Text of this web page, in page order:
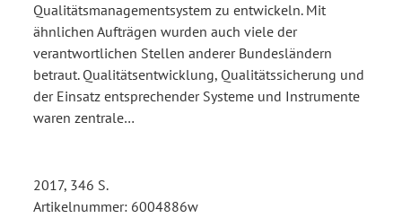
Qualitätsmanagementsystem zu entwickeln. Mit
ähnlichen Aufträgen wurden auch viele der
verantwortlichen Stellen anderer Bundesländern
betraut. Qualitätsentwicklung, Qualitätssicherung und
der Einsatz entsprechender Systeme und Instrumente
waren zentrale…
2017, 346 S.
Artikelnummer: 6004886w